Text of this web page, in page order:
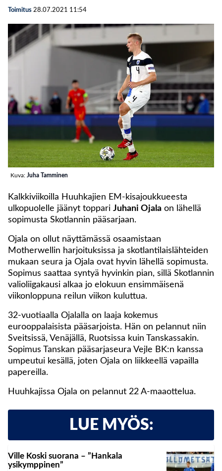
Toimitus 28.07.2021 11:54
Kuva: Juha Tamminen
Kalkkiviikoilla Huuhkajien EM-kisajoukkueesta
ulkopuolelle jäänyt toppari Juhani Ojala on lähellä
sopimusta Skotlannin pääsarjaan.
Ojala on ollut näyttämässä osaamistaan
Motherwellin harjoituksissa ja skotlantilaislähteiden
mukaan seura ja Ojala ovat hyvin lähellä sopimusta.
Sopimus saattaa syntyä hyvinkin pian, sillä Skotlannin
valioliigakausi alkaa jo elokuun ensimmäisenä
viikonloppuna reilun viikon kuluttua.
32-vuotiaalla Ojalalla on laaja kokemus
eurooppalaisista pääsarjoista. Hän on pelannut niin
Sveitsissä, Venäjällä, Ruotsissa kuin Tanskassakin.
Sopimus Tanskan pääsarjaseura Vejle BK:n kanssa
umpeutui kesällä, joten Ojala on liikkeellä vapailla
papereilla.
Huuhkajissa Ojala on pelannut 22 A-maaottelua.
LUE MYÖS:
Ville Koski suorana – ”Hankala
ysikymppinen”